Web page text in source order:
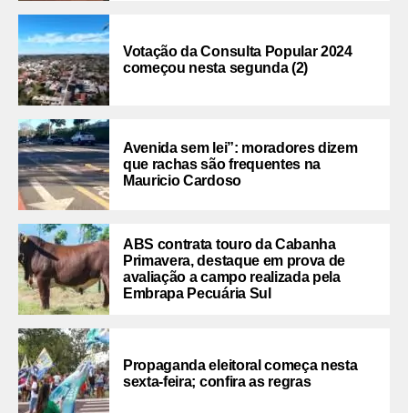
Votação da Consulta Popular 2024
começou nesta segunda (2)
Avenida sem lei”: moradores dizem
que rachas são frequentes na
Mauricio Cardoso
ABS contrata touro da Cabanha
Primavera, destaque em prova de
avaliação a campo realizada pela
Embrapa Pecuária Sul
Propaganda eleitoral começa nesta
sexta-feira; confira as regras